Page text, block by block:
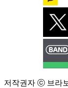
저작권자 ⓒ 브라